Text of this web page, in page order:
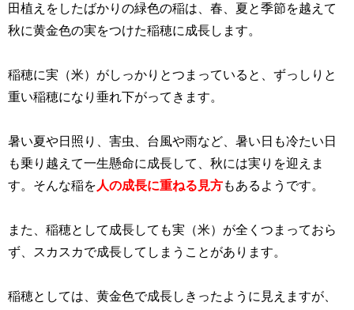
田植えをしたばかりの緑色の稲は、春、夏と季節を越えて
秋に黄金色の実をつけた稲穂に成長します。
稲穂に実（米）がしっかりとつまっていると、ずっしりと
重い稲穂になり垂れ下がってきます。
暑い夏や日照り、害虫、台風や雨など、暑い日も冷たい日
も乗り越えて一生懸命に成長して、秋には実りを迎えま
す。そんな稲を 人の成長に重ねる見方もあるようです。
また、稲穂として成長しても実（米）が全くつまっておら
ず、スカスカで成長してしまうことがあります。
稲穂としては、黄金色で成長しきったように見えますが、